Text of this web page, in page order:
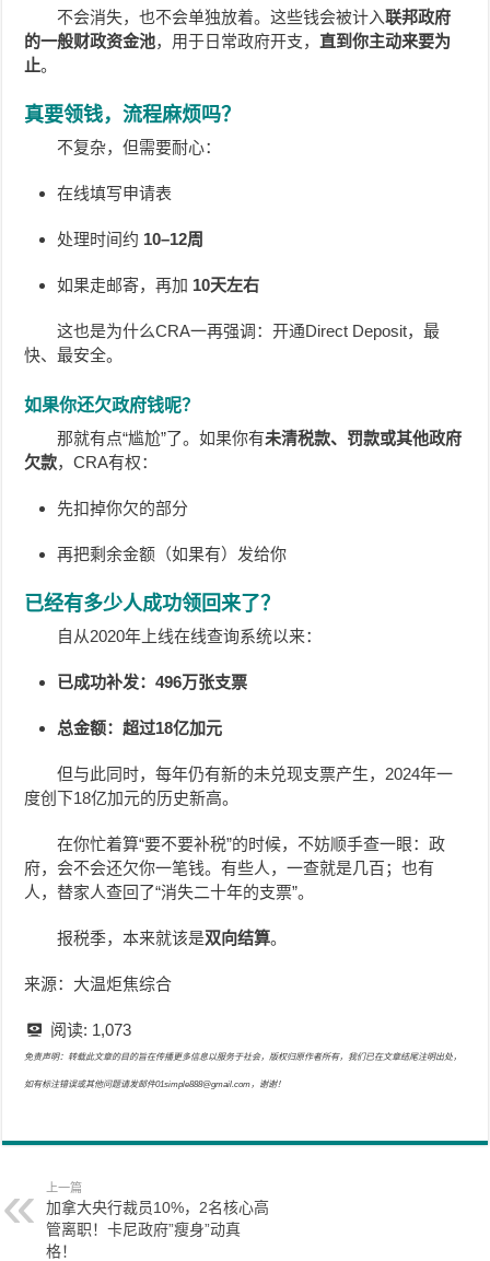
不会消失，也不会单独放着。这些钱会被计入联邦政府
的一般财政资金池，用于日常政府开支， 直到你主动来要为
止。
真要领钱，流程麻烦吗？
不复杂，但需要耐心：
在线填写申请表
处理时间约 10–12周
如果走邮寄，再加 10天左右
这也是为什么CRA一再强调：开通Direct Deposit，最
快、最安全。
如果你还欠政府钱呢？
那就有点“尴尬”了。如果你有未清税款、罚款或其他政府
欠款，CRA有权：
先扣掉你欠的部分
再把剩余金额（如果有）发给你
已经有多少人成功领回来了？
自从2020年上线在线查询系统以来：
已成功补发：496万张支票
总金额：超过18亿加元
但与此同时，每年仍有新的未兑现支票产生，2024年一
度创下18亿加元的历史新高。
在你忙着算“要不要补税”的时候，不妨顺手查一眼：政
府，会不会还欠你一笔钱。有些人，一查就是几百；也有
人，替家人查回了“消失二十年的支票”。
报税季，本来就该是双向结算。
来源：大温炬焦综合
阅读: 1,073
免责声明：转载此文章的目的旨在传播更多信息以服务于社会，版权归原作者所有，我们已在文章结尾注明出处，
如有标注错误或其他问题请发邮件01simple888@gmail.com，谢谢！
上一篇
加拿大央行裁员10%，2名核心高
管离职！卡尼政府”瘦身”动真
格！